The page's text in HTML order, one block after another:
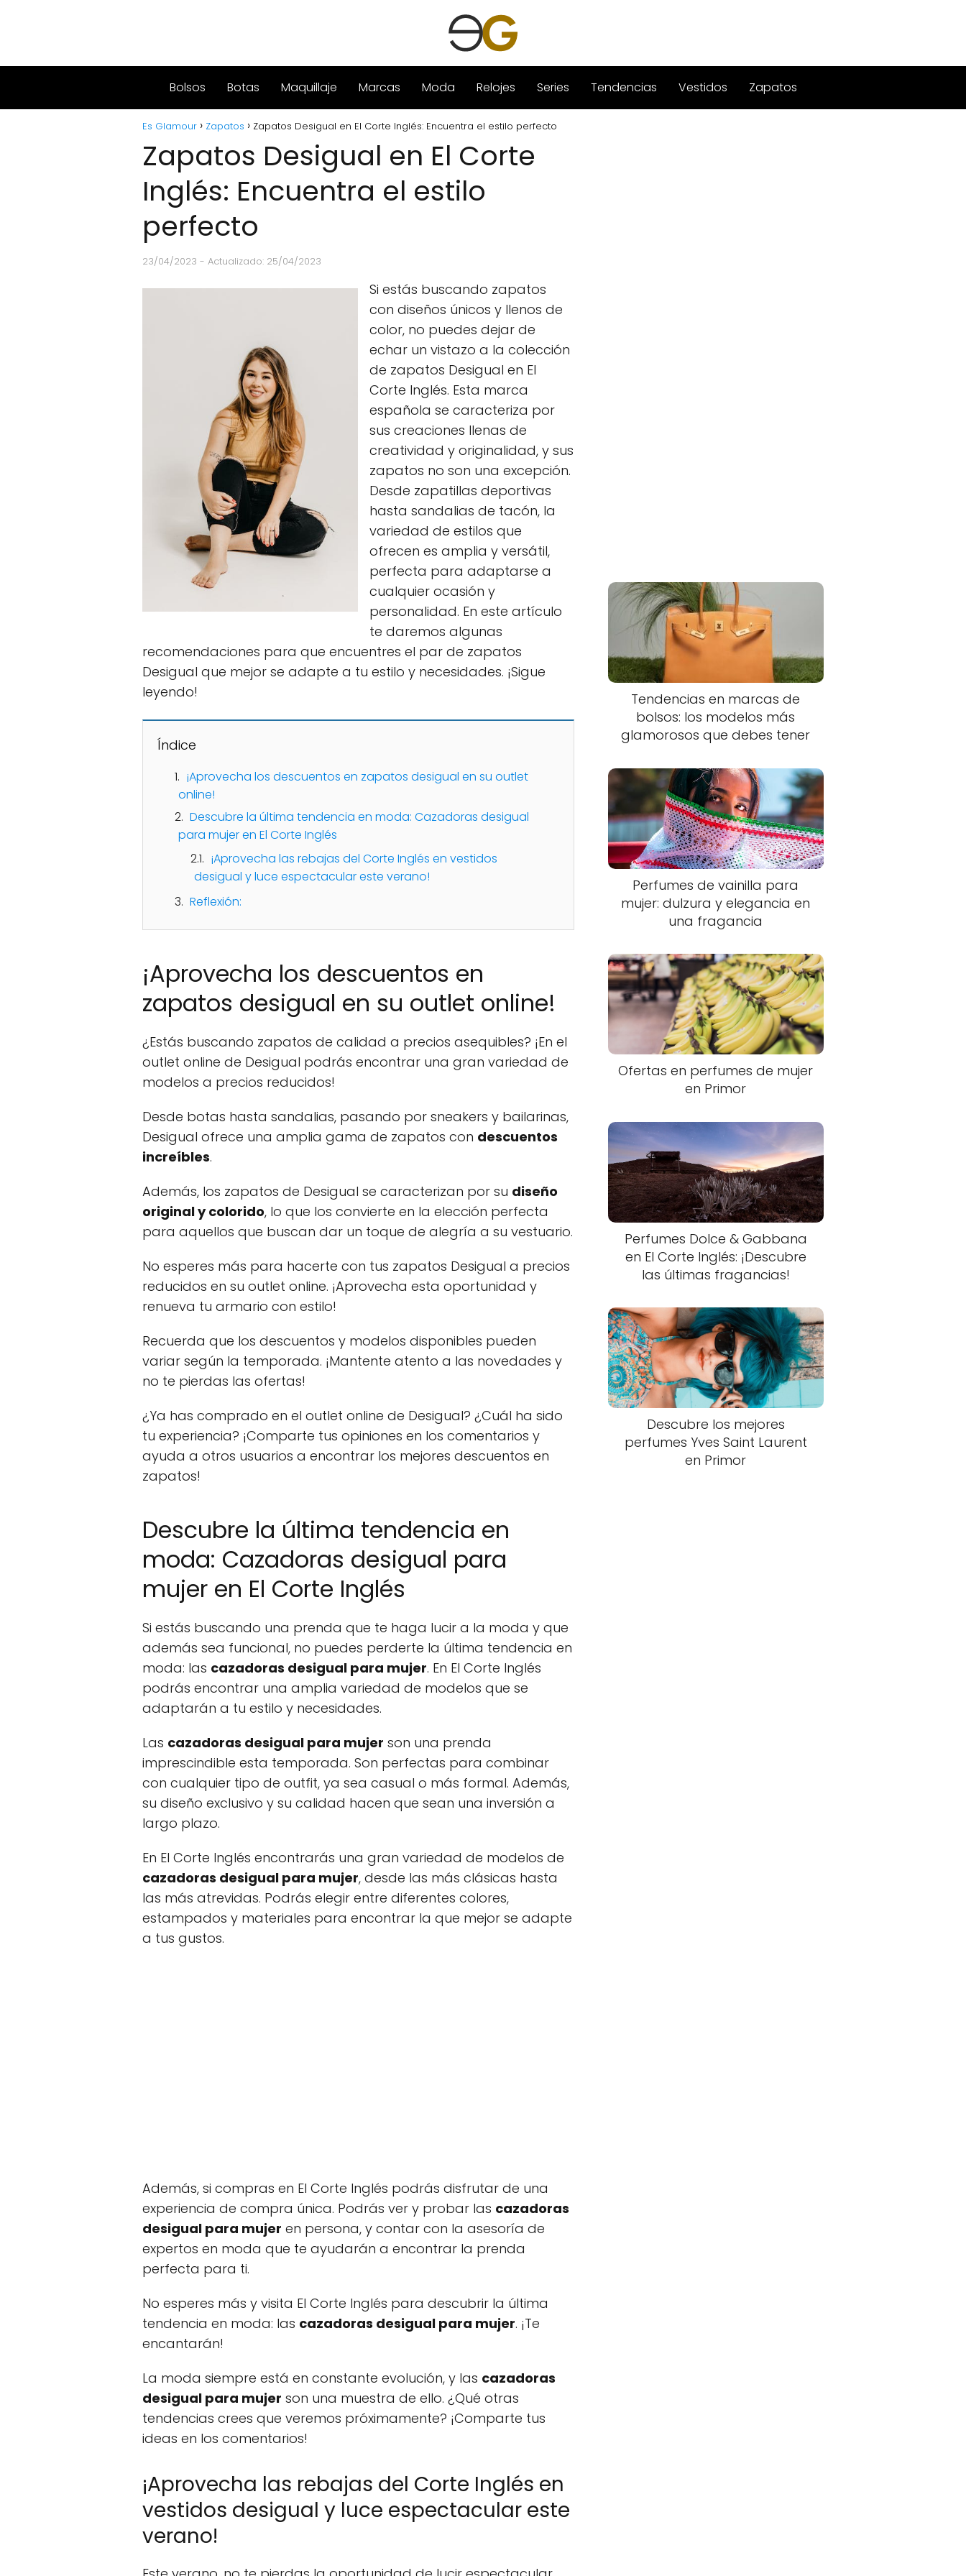
Bolsos Botas Maquillaje Marcas Moda Relojes Series Tendencias Vestidos Zapatos
Es Glamour Zapatos Zapatos Desigual en El Corte Inglés: Encuentra el estilo perfecto
Zapatos Desigual en El Corte
Inglés: Encuentra el estilo
perfecto
23/04/2023 - Actualizado: 25/04/2023
Si estás buscando zapatos
con diseños únicos y llenos de
color, no puedes dejar de
echar un vistazo a la colección
de zapatos Desigual en El
Corte Inglés. Esta marca
española se caracteriza por
sus creaciones llenas de
creatividad y originalidad, y sus
zapatos no son una excepción.
Desde zapatillas deportivas
hasta sandalias de tacón, la
variedad de estilos que
ofrecen es amplia y versátil,
perfecta para adaptarse a
cualquier ocasión y
personalidad. En este artículo
te daremos algunas
recomendaciones para que encuentres el par de zapatos
Desigual que mejor se adapte a tu estilo y necesidades. ¡Sigue
leyendo!
Índice
¡Aprovecha los descuentos en zapatos desigual en su outlet
online!
Descubre la última tendencia en moda: Cazadoras desigual
para mujer en El Corte Inglés
¡Aprovecha las rebajas del Corte Inglés en vestidos
desigual y luce espectacular este verano!
Reflexión:
¡Aprovecha los descuentos en
zapatos desigual en su outlet online!
¿Estás buscando zapatos de calidad a precios asequibles? ¡En el
outlet online de Desigual podrás encontrar una gran variedad de
modelos a precios reducidos!
Desde botas hasta sandalias, pasando por sneakers y bailarinas,
Desigual ofrece una amplia gama de zapatos con descuentos
increíbles.
Además, los zapatos de Desigual se caracterizan por su diseño
original y colorido, lo que los convierte en la elección perfecta
para aquellos que buscan dar un toque de alegría a su vestuario.
No esperes más para hacerte con tus zapatos Desigual a precios
reducidos en su outlet online. ¡Aprovecha esta oportunidad y
renueva tu armario con estilo!
Recuerda que los descuentos y modelos disponibles pueden
variar según la temporada. ¡Mantente atento a las novedades y
no te pierdas las ofertas!
¿Ya has comprado en el outlet online de Desigual? ¿Cuál ha sido
tu experiencia? ¡Comparte tus opiniones en los comentarios y
ayuda a otros usuarios a encontrar los mejores descuentos en
zapatos!
Descubre la última tendencia en
moda: Cazadoras desigual para
mujer en El Corte Inglés
Si estás buscando una prenda que te haga lucir a la moda y que
además sea funcional, no puedes perderte la última tendencia en
moda: las cazadoras desigual para mujer. En El Corte Inglés
podrás encontrar una amplia variedad de modelos que se
adaptarán a tu estilo y necesidades.
Las cazadoras desigual para mujer son una prenda
imprescindible esta temporada. Son perfectas para combinar
con cualquier tipo de outfit, ya sea casual o más formal. Además,
su diseño exclusivo y su calidad hacen que sean una inversión a
largo plazo.
En El Corte Inglés encontrarás una gran variedad de modelos de
cazadoras desigual para mujer, desde las más clásicas hasta
las más atrevidas. Podrás elegir entre diferentes colores,
estampados y materiales para encontrar la que mejor se adapte
a tus gustos.
Además, si compras en El Corte Inglés podrás disfrutar de una
experiencia de compra única. Podrás ver y probar las cazadoras
desigual para mujer en persona, y contar con la asesoría de
expertos en moda que te ayudarán a encontrar la prenda
perfecta para ti.
No esperes más y visita El Corte Inglés para descubrir la última
tendencia en moda: las cazadoras desigual para mujer. ¡Te
encantarán!
La moda siempre está en constante evolución, y las cazadoras
desigual para mujer son una muestra de ello. ¿Qué otras
tendencias crees que veremos próximamente? ¡Comparte tus
ideas en los comentarios!
¡Aprovecha las rebajas del Corte Inglés en
vestidos desigual y luce espectacular este
verano!
Tendencias en marcas de
bolsos: los modelos más
glamorosos que debes tener
Perfumes de vainilla para
mujer: dulzura y elegancia en
una fragancia
Ofertas en perfumes de mujer
en Primor
Perfumes Dolce & Gabbana
en El Corte Inglés: ¡Descubre
las últimas fragancias!
Descubre los mejores
perfumes Yves Saint Laurent
en Primor